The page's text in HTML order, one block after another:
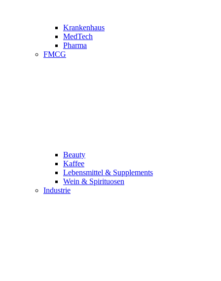
Krankenhaus
MedTech
Pharma
FMCG
Beauty
Kaffee
Lebensmittel & Supplements
Wein & Spirituosen
Industrie